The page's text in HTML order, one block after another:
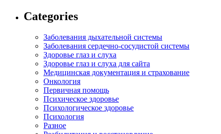
Categories
Заболевания дыхательной системы
Заболевания сердечно-сосудистой системы
Здоровье глаз и слуха
Здоровье глаз и слуха для сайта
Медицинская документация и страхование
Онкология
Первичная помощь
Психическое здоровье
Психологическое здоровье
Психология
Разное